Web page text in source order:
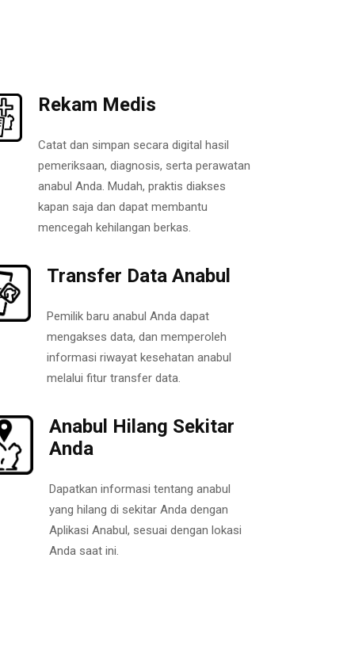
Rekam Medis
Catat dan simpan secara digital hasil
pemeriksaan, diagnosis, serta perawatan
anabul Anda. Mudah, praktis diakses
kapan saja dan dapat membantu
mencegah kehilangan berkas.
Transfer Data Anabul
Pemilik baru anabul Anda dapat
mengakses data, dan memperoleh
informasi riwayat kesehatan anabul
melalui fitur transfer data.
Anabul Hilang Sekitar
Anda
Dapatkan informasi tentang anabul
yang hilang di sekitar Anda dengan
Aplikasi Anabul, sesuai dengan lokasi
Anda saat ini.